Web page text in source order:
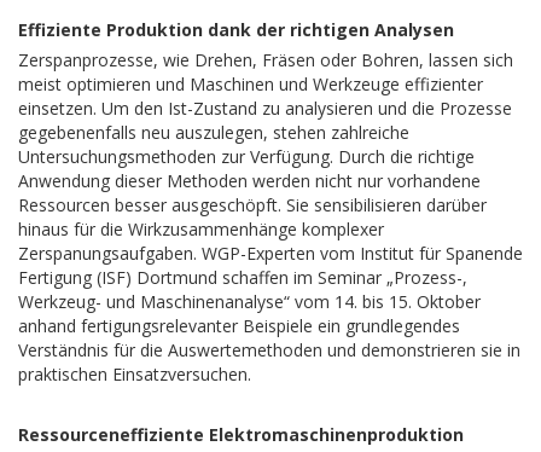
Effiziente Produktion dank der richtigen Analysen
Zerspanprozesse, wie Drehen, Fräsen oder Bohren, lassen sich
meist optimieren und Maschinen und Werkzeuge effizienter
einsetzen. Um den Ist-Zustand zu analysieren und die Prozesse
gegebenenfalls neu auszulegen, stehen zahlreiche
Untersuchungsmethoden zur Verfügung. Durch die richtige
Anwendung dieser Methoden werden nicht nur vorhandene
Ressourcen besser ausgeschöpft. Sie sensibilisieren darüber
hinaus für die Wirkzusammenhänge komplexer
Zerspanungsaufgaben. WGP-Experten vom Institut für Spanende
Fertigung (ISF) Dortmund schaffen im Seminar „Prozess-,
Werkzeug- und Maschinenanalyse“ vom 14. bis 15. Oktober
anhand fertigungsrelevanter Beispiele ein grundlegendes
Verständnis für die Auswertemethoden und demonstrieren sie in
praktischen Einsatzversuchen.
Ressourceneffiziente Elektromaschinenproduktion